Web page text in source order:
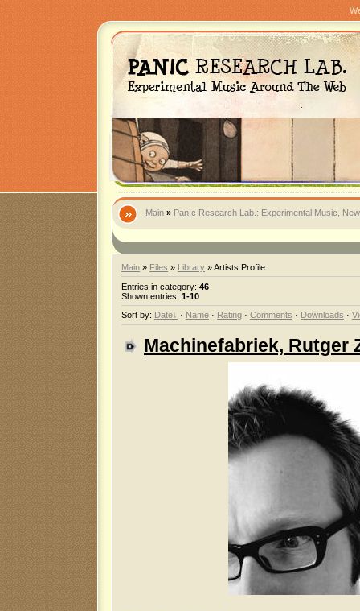
Main » Pan!c Research Lab.: Experimental Music,
Main » Files » Library » Artists Profile
Entries in category: 46
Shown entries: 1-10
Sort by: Date · Name · Rating · Comments · Downloads ·
Machinefabriek, Rutger